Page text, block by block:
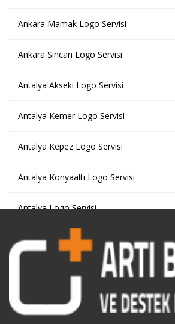
Ankara Mamak Logo Servisi
Ankara Sincan Logo Servisi
Antalya Akseki Logo Servisi
Antalya Kemer Logo Servisi
Antalya Kepez Logo Servisi
Antalya Konyaaltı Logo Servisi
Antalya Logo Servisi
Antalya Manavgat Logo Servisi
Artvin Logo Servisi